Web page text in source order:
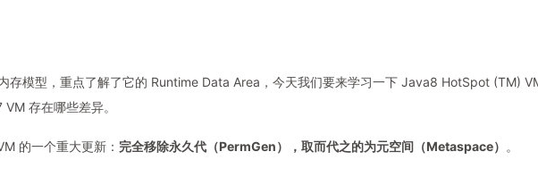
存模型，重点了解了它的 Runtime Data Area，今天我们要来学习一下 Java8 HotSpot (TM)
存在哪些差异。
的一个重大更新： 完全移除永久代（PermGen），取而代之的为元空间（Metaspace） 。